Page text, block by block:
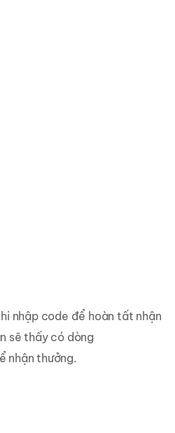
nhập code để hoàn tất nhận
sẽ thấy có dòng
nhận thưởng.